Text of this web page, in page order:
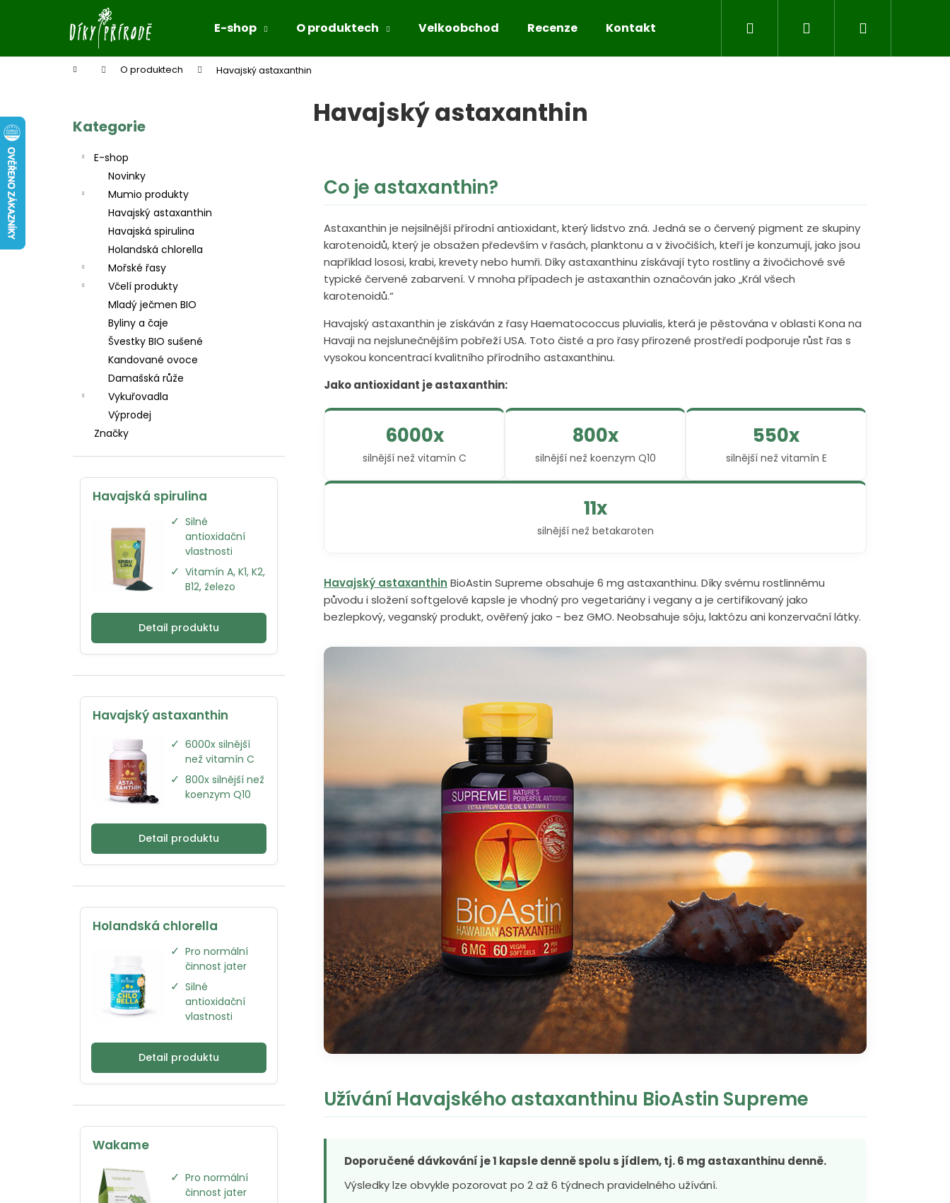
E-shop O produktech Velkoobchod Recenze Kontakty Značky
Hledat PřihlášeníNákupní
Domů O produktech Havajský astaxanthin
Přeskočit
kategorie
Kategorie
E-shop
Novinky
Mumio produkty
Havajský astaxanthin
Havajská spirulina
Holandská chlorella
Mořské řasy
Včelí produkty
Mladý ječmen BIO
Byliny a čaje
Švestky BIO sušené
Kandované ovoce
Damašská růže
Vykuřovadla
Výprodej
Značky
Havajská spirulina
✓ Silné
antioxidační
vlastnosti
✓ Vitamín A, K1, K2,
B12, železo
Detail produktu
Havajský astaxanthin
✓ 6000x silnější
než vitamín C
✓ 800x silnější než
koenzym Q10
Detail produktu
Holandská chlorella
✓ Pro normální
činnost jater
✓ Silné
antioxidační
vlastnosti
Detail produktu
Wakame
✓ Pro normální
činnost jater
Havajský astaxanthin
Co je astaxanthin?
Astaxanthin je nejsilnější přírodní antioxidant, který lidstvo zná. Jedná se o červený pigment ze skupiny
karotenoidů, který je obsažen především v řasách, planktonu a v živočiších, kteří je konzumují, jako jsou
například lososi, krabi, krevety nebo humři. Díky astaxanthinu získávají tyto rostliny a živočichové své
typické červené zabarvení. V mnoha případech je astaxanthin označován jako „Král všech
karotenoidů.“
Havajský astaxanthin je získáván z řasy Haematococcus pluvialis, která je pěstována v oblasti Kona na
Havaji na nejslunečnějším pobřeží USA. Toto čisté a pro řasy přirozené prostředí podporuje růst řas s
vysokou koncentrací kvalitního přírodního astaxanthinu.
Jako antioxidant je astaxanthin:
6000x
silnější než vitamín C
800x
silnější než koenzym Q10
550x
silnější než vitamín E
11x
silnější než betakaroten
Havajský astaxanthin BioAstin Supreme obsahuje 6 mg astaxanthinu. Díky svému rostlinnému
původu i složení softgelové kapsle je vhodný pro vegetariány i vegany a je certifikovaný jako
bezlepkový, veganský produkt, ověřený jako - bez GMO. Neobsahuje sóju, laktózu ani konzervační látky.
Užívání Havajského astaxanthinu BioAstin Supreme
Doporučené dávkování je 1 kapsle denně spolu s jídlem, tj. 6 mg astaxanthinu denně.
Výsledky lze obvykle pozorovat po 2 až 6 týdnech pravidelného užívání.
í
Zpět
do
Zpět
do